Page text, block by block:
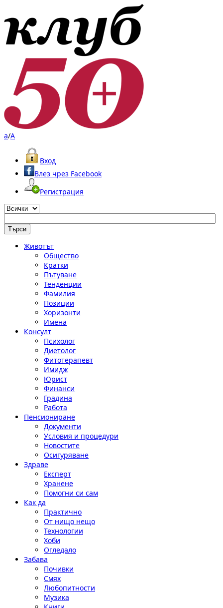
a/A
Вход
Влез чрез Facebook
Регистрация
Животът
Общество
Кратки
Пътуване
Тенденции
Фамилия
Позиции
Хоризонти
Имена
Консулт
Психолог
Диетолог
Фитотерапевт
Имидж
Юрист
Финанси
Градина
Работа
Пенсиониране
Документи
Условия и процедури
Новостите
Осигуряване
Здраве
Експерт
Хранене
Помогни си сам
Как да
Практично
От нищо нещо
Технологии
Хоби
Огледало
Забава
Почивки
Смях
Любопитности
Музика